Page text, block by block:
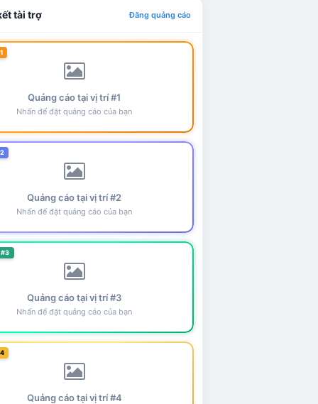
tài trợ Đăng quảng cáo
Quảng cáo tại vị trí #1
Nhấn để đặt quảng cáo của bạn
Quảng cáo tại vị trí #2
Nhấn để đặt quảng cáo của bạn
Quảng cáo tại vị trí #3
Nhấn để đặt quảng cáo của bạn
Quảng cáo tại vị trí #4